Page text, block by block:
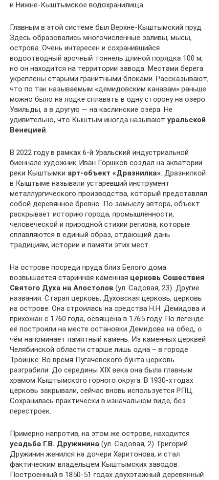
и Нижне-Кыштымское водохранилища.
Главным в этой системе был Верхне-Кыштымский пруд.
Здесь образовались многочисленные заливы, мысы,
острова. Очень интересен и сохранившийся
водоотводный арочный тоннель длиной порядка 100 м,
но он находится на территории завода. Местами берега
укреплены старыми гранитными блоками. Рассказывают,
что по так называемым «демидовским канавам» раньше
можно было на лодке сплавать в одну сторону на озеро
Увильды, а в другую — на каслинские озёра. Не
удивительно, что Кыштым иногда называют уральской
Венецией.
В 2022 году в рамках 6-й Уральский индустриальной
биеннале художник Иван Горшков создал на акватории
реки Кыштымки арт-объект «Дразнилка». Дразнилкой
в Кыштыме называли устаревший инструмент
металлургического производства, который представлял
собой деревянное бревно. По замыслу автора, объект
раскрывает историю города, промышленности,
человеческой и природной стихии региона, которые
сплавляются в единый образ, отдающий дань
традициям, истории и памяти этих мест.
На острове посреди пруда близ Белого дома
возвышается старинная каменная церковь Сошествия
Святого Духа на Апостолов (ул. Садовая, 23). Другие
названия: Старая церковь, Духовская церковь, церковь
на острове. Она строилась на средства Н.Н. Демидова и
прихожан с 1760 года, освящена в 1765 году. По легенде
её построили на месте остановки Демидова на обед, о
чём напоминает памятный камень. Из каменных церквей
Челябинской области старше лишь одна – в городе
Троицке. Во время Пугачёвского бунта церковь
разграбили. До середины XIX века она была главным
храмом Кыштымского горного округа. В 1930-х годах
церковь закрывали, сейчас вновь используется РПЦ.
Сохранилась практически в изначальном виде, без
перестроек.
Примерно напротив, на этом же острове, находится
усадьба Г.В. Дружинина (ул. Садовая, 2). Григорий
Дружинин женился на дочери Харитонова, и стал
фактическим владельцем Кыштымских заводов.
Построенный в 1850-51 годах двухэтажный деревянный